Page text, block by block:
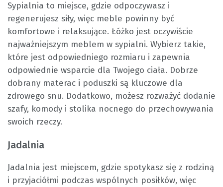
Sypialnia to miejsce, gdzie odpoczywasz i
regenerujesz siły, więc meble powinny być
komfortowe i relaksujące. Łóżko jest oczywiście
najważniejszym meblem w sypialni. Wybierz takie,
które jest odpowiedniego rozmiaru i zapewnia
odpowiednie wsparcie dla Twojego ciała. Dobrze
dobrany materac i poduszki są kluczowe dla
zdrowego snu. Dodatkowo, możesz rozważyć dodanie
szafy, komody i stolika nocnego do przechowywania
swoich rzeczy.
Jadalnia
Jadalnia jest miejscem, gdzie spotykasz się z rodziną
i przyjaciółmi podczas wspólnych posiłków, więc